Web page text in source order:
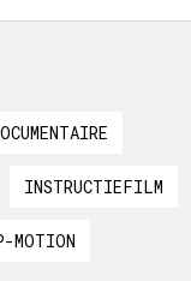
INSTRUCTIEFILM
MOTION